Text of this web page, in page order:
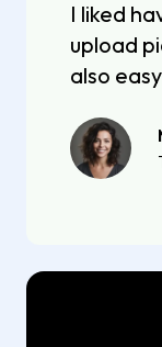
I liked
upload
also